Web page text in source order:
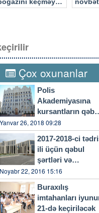
Çox oxunanlar
Polis
Akademiyasına
kursantların
başlayıb
Yanvar 26, 2018 09:28
2017-2018-ci
ili üçün qəbul
şərtləri və
qaydaları…
Noyabr 22, 2016 15:16
Buraxılış
imtahanları
21-də keçiriləcək